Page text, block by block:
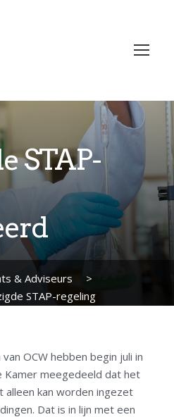
STAP-
& Adviseurs
>
STAP-regeling
OCW hebben begin juli in
Kamer meegedeeld dat het
kan worden ingezet
Dat is in lijn met een